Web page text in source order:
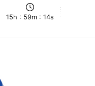
15h : 59m : 15s